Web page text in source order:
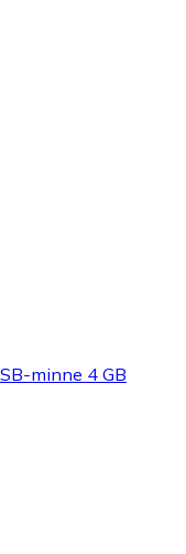
minne 4 GB